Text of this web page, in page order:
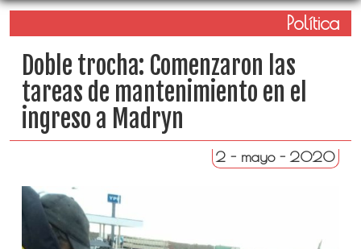
Política
Doble trocha: Comenzaron las
tareas de mantenimiento en el
ingreso a Madryn
2 - mayo - 2020